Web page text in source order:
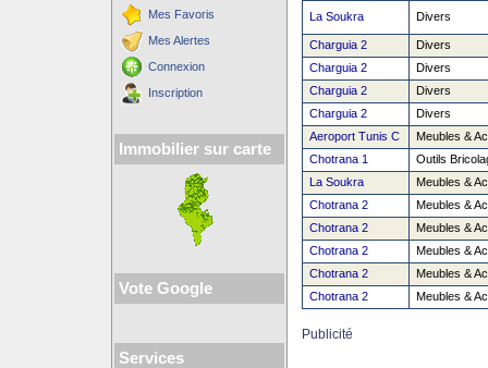
Mes Favoris
Mes Alertes
Connexion
Inscription
Immobilier sur carte
Vote Google
Services
La Soukra Divers
Charguia 2
Divers
Charguia 2
Divers
Charguia 2
Divers
Charguia 2
Divers
Aeroport Tunis C
Meubles &
Chotrana 1
Outils
La Soukra
Meubles &
Chotrana 2
Meubles &
Chotrana 2
Meubles &
Chotrana 2
Meubles &
Chotrana 2
Meubles &
Chotrana 2
Meubles &
Publicité